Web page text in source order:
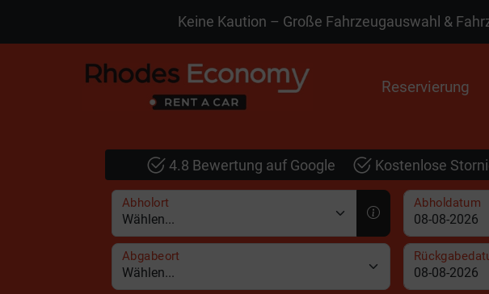
Keine Kaution – Große Fahrzeugauswahl &
Reservierung
4.8 Bewertung auf Google Kostenlose
Abholort Abholdatum
Abgabeort